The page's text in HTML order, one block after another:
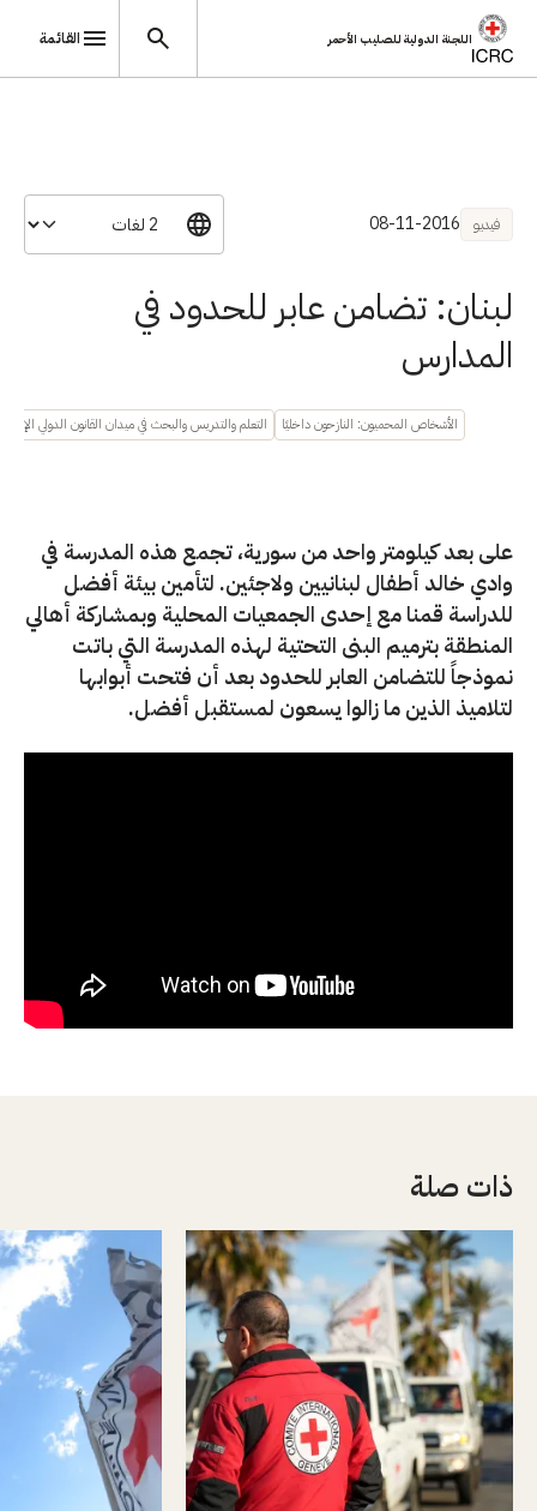
اللجنة الدولية للصليب الأحمر القائمة
فيديو 08-11-2016
لبنان: تضامن عابر للحدود في
المدارس
الأشخاص المحميون: النازحون داخليًا التعلم والتدريس والبحث في ميدان القانون الدولي الإنساني
على بعد كيلومتر واحد من سورية، تجمع هذه المدرسة في
وادي خالد أطفال لبنانيين ولاجئين. لتأمين بيئة أفضل
للدراسة قمنا مع إحدى الجمعيات المحلية وبمشاركة أهالي
المنطقة بترميم البنى التحتية لهذه المدرسة التي باتت
نموذجاً للتضامن العابر للحدود بعد أن فتحت أبوابها
لتلاميذ الذين ما زالوا يسعون لمستقبل أفضل.
ذات صلة